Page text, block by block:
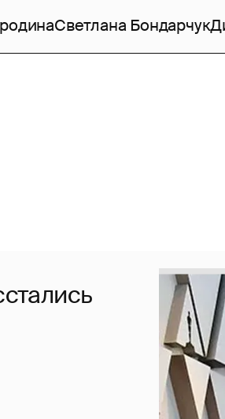
Светлана Бондарчук